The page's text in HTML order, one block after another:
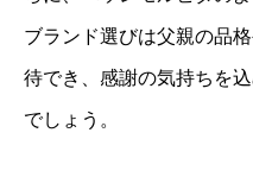
ブランド選びは父親の品
待でき、感謝の気持ちを
でしょう。